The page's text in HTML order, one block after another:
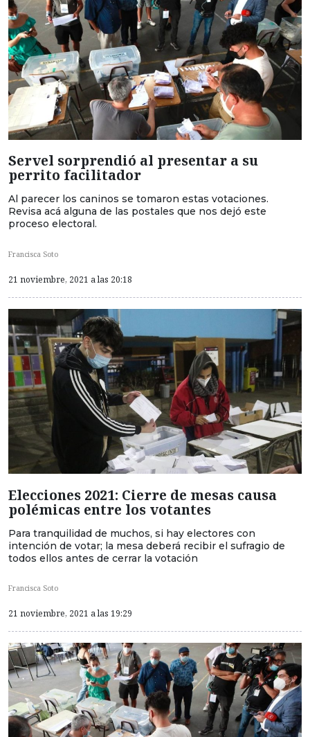
Servel sorprendió al presentar a su
perrito facilitador
Al parecer los caninos se tomaron estas votaciones.
Revisa acá alguna de las postales que nos dejó este
proceso electoral.
Francisca Soto
21 noviembre, 2021 a las 20:18
Elecciones 2021: Cierre de mesas causa
polémicas entre los votantes
Para tranquilidad de muchos, si hay electores con
intención de votar; la mesa deberá recibir el sufragio de
todos ellos antes de cerrar la votación
Francisca Soto
21 noviembre, 2021 a las 19:29